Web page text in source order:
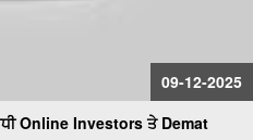
09-12-2025
Online Investors ਤੇ Demat